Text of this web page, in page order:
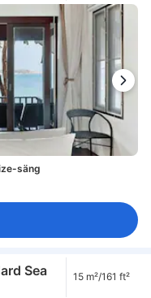
säng
Sea
15 m²/161 ft²